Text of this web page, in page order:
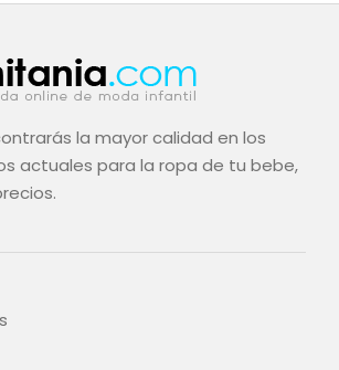
la mayor calidad en los
actuales para la ropa de tu bebe,